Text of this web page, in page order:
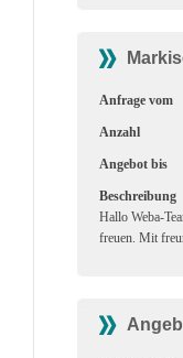
Anfrage vom
Anzahl
Angebot bis
Beschreibung
Hallo Weba-
freuen. Mit